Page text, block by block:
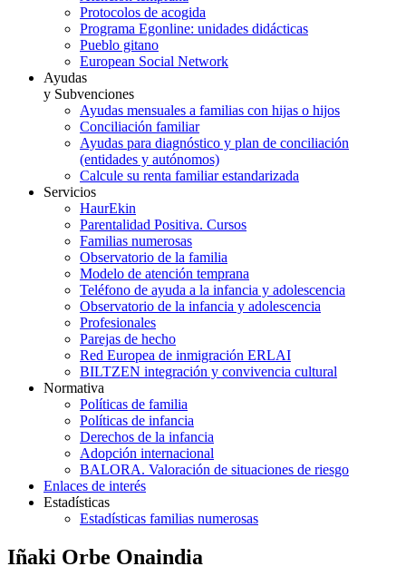
Protocolos de acogida
Programa Egonline: unidades didácticas
Pueblo gitano
European Social Network
Ayudas
y Subvenciones
Ayudas mensuales a familias con hijas o hijos
Conciliación familiar
Ayudas para diagnóstico y plan de conciliación
(entidades y autónomos)
Calcule su renta familiar estandarizada
Servicios
HaurEkin
Parentalidad Positiva. Cursos
Familias numerosas
Observatorio de la familia
Modelo de atención temprana
Teléfono de ayuda a la infancia y adolescencia
Observatorio de la infancia y adolescencia
Profesionales
Parejas de hecho
Red Europea de inmigración ERLAI
BILTZEN integración y convivencia cultural
Normativa
Políticas de familia
Políticas de infancia
Derechos de la infancia
Adopción internacional
BALORA. Valoración de situaciones de riesgo
Enlaces de interés
Estadísticas
Estadísticas familias numerosas
Iñaki Orbe Onaindia